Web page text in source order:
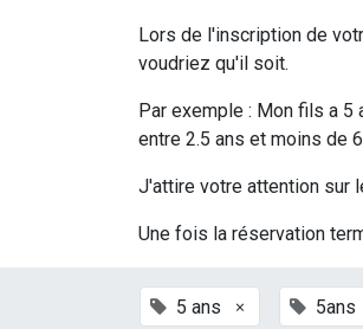
Lors de l'inscription de
voudriez qu'il soit.
Par exemple : Mon fils a
entre 2.5 ans et moins de
J'attire votre attention sur
Une fois la réservation
5 ans × 5ans